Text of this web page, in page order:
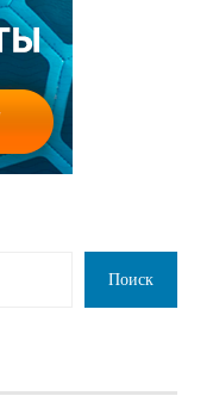
Поиск